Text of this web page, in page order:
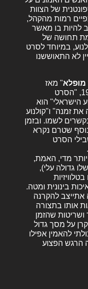
של הצוות
רמות מהקהל,
להיות בו מאשר
תחושה של
במיוחד לסרט
לא התאוששנו
מופלא" מאז
בכורתו בפסטיבל ירושלים של 1992, "הסרט
הישראלי" הוא
זמנה" ו"קולנוע
לשמו. ובזמן
נוסף שטרם נקרא
הסרט
מדי, האמת,
גדולה עלי),
בינונית ומטה.
להקרנה
אותו בתצורה
שהזמן
על מסך גדול
להאמין אפילו
הרגש הפצוע